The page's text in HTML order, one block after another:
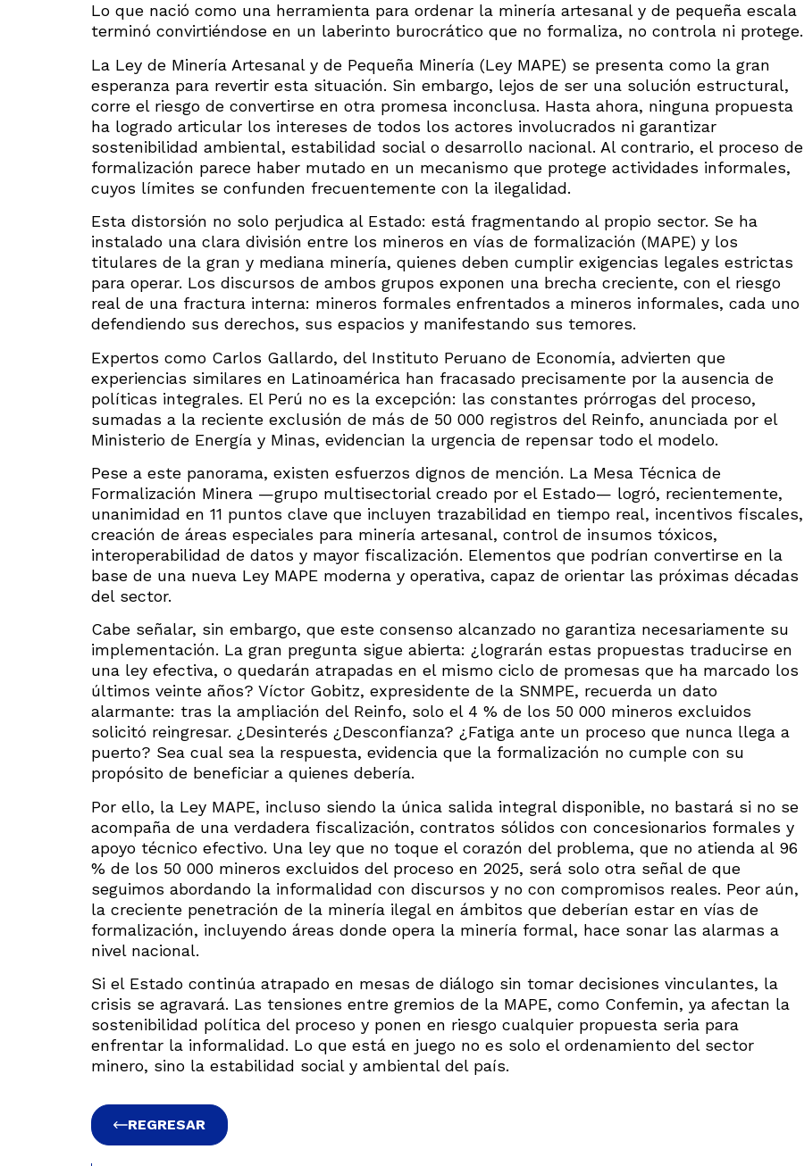
Lo que nació como una herramienta para ordenar la minería artesanal y de pequeña escala
terminó convirtiéndose en un laberinto burocrático que no formaliza, no controla ni protege.
La Ley de Minería Artesanal y de Pequeña Minería (Ley MAPE) se presenta como la gran
esperanza para revertir esta situación. Sin embargo, lejos de ser una solución estructural,
corre el riesgo de convertirse en otra promesa inconclusa. Hasta ahora, ninguna propuesta
ha logrado articular los intereses de todos los actores involucrados ni garantizar
sostenibilidad ambiental, estabilidad social o desarrollo nacional. Al contrario, el proceso de
formalización parece haber mutado en un mecanismo que protege actividades informales,
cuyos límites se confunden frecuentemente con la ilegalidad.
Esta distorsión no solo perjudica al Estado: está fragmentando al propio sector. Se ha
instalado una clara división entre los mineros en vías de formalización (MAPE) y los
titulares de la gran y mediana minería, quienes deben cumplir exigencias legales estrictas
para operar. Los discursos de ambos grupos exponen una brecha creciente, con el riesgo
real de una fractura interna: mineros formales enfrentados a mineros informales, cada uno
defendiendo sus derechos, sus espacios y manifestando sus temores.
Expertos como Carlos Gallardo, del Instituto Peruano de Economía, advierten que
experiencias similares en Latinoamérica han fracasado precisamente por la ausencia de
políticas integrales. El Perú no es la excepción: las constantes prórrogas del proceso,
sumadas a la reciente exclusión de más de 50 000 registros del Reinfo, anunciada por el
Ministerio de Energía y Minas, evidencian la urgencia de repensar todo el modelo.
Pese a este panorama, existen esfuerzos dignos de mención. La Mesa Técnica de
Formalización Minera —grupo multisectorial creado por el Estado— logró, recientemente,
unanimidad en 11 puntos clave que incluyen trazabilidad en tiempo real, incentivos fiscales,
creación de áreas especiales para minería artesanal, control de insumos tóxicos,
interoperabilidad de datos y mayor fiscalización. Elementos que podrían convertirse en la
base de una nueva Ley MAPE moderna y operativa, capaz de orientar las próximas décadas
del sector.
Cabe señalar, sin embargo, que este consenso alcanzado no garantiza necesariamente su
implementación. La gran pregunta sigue abierta: ¿lograrán estas propuestas traducirse en
una ley efectiva, o quedarán atrapadas en el mismo ciclo de promesas que ha marcado los
últimos veinte años? Víctor Gobitz, expresidente de la SNMPE, recuerda un dato
alarmante: tras la ampliación del Reinfo, solo el 4 % de los 50 000 mineros excluidos
solicitó reingresar. ¿Desinterés ¿Desconfianza? ¿Fatiga ante un proceso que nunca llega a
puerto? Sea cual sea la respuesta, evidencia que la formalización no cumple con su
propósito de beneficiar a quienes debería.
Por ello, la Ley MAPE, incluso siendo la única salida integral disponible, no bastará si no se
acompaña de una verdadera fiscalización, contratos sólidos con concesionarios formales y
apoyo técnico efectivo. Una ley que no toque el corazón del problema, que no atienda al 96
% de los 50 000 mineros excluidos del proceso en 2025, será solo otra señal de que
seguimos abordando la informalidad con discursos y no con compromisos reales. Peor aún,
la creciente penetración de la minería ilegal en ámbitos que deberían estar en vías de
formalización, incluyendo áreas donde opera la minería formal, hace sonar las alarmas a
nivel nacional.
Si el Estado continúa atrapado en mesas de diálogo sin tomar decisiones vinculantes, la
crisis se agravará. Las tensiones entre gremios de la MAPE, como Confemin, ya afectan la
sostenibilidad política del proceso y ponen en riesgo cualquier propuesta seria para
enfrentar la informalidad. Lo que está en juego no es solo el ordenamiento del sector
minero, sino la estabilidad social y ambiental del país.
REGRESAR